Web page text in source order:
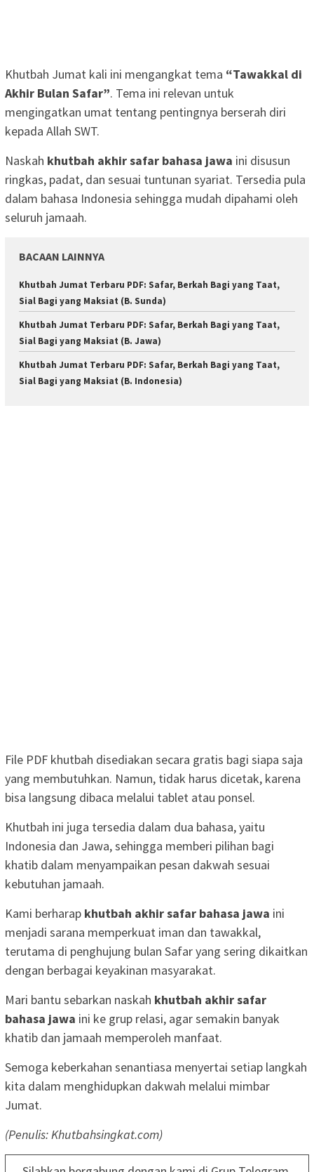
Khutbah Jumat kali ini mengangkat tema “Tawakkal di
Akhir Bulan Safar”. Tema ini relevan untuk
mengingatkan umat tentang pentingnya berserah diri
kepada Allah SWT.
Naskah khutbah akhir safar bahasa jawa ini disusun
ringkas, padat, dan sesuai tuntunan syariat. Tersedia pula
dalam bahasa Indonesia sehingga mudah dipahami oleh
seluruh jamaah.
BACAAN LAINNYA
Khutbah Jumat Terbaru PDF: Safar, Berkah Bagi yang Taat,
Sial Bagi yang Maksiat (B. Sunda)
Khutbah Jumat Terbaru PDF: Safar, Berkah Bagi yang Taat,
Sial Bagi yang Maksiat (B. Jawa)
Khutbah Jumat Terbaru PDF: Safar, Berkah Bagi yang Taat,
Sial Bagi yang Maksiat (B. Indonesia)
File PDF khutbah disediakan secara gratis bagi siapa saja
yang membutuhkan. Namun, tidak harus dicetak, karena
bisa langsung dibaca melalui tablet atau ponsel.
Khutbah ini juga tersedia dalam dua bahasa, yaitu
Indonesia dan Jawa, sehingga memberi pilihan bagi
khatib dalam menyampaikan pesan dakwah sesuai
kebutuhan jamaah.
Kami berharap khutbah akhir safar bahasa jawa ini
menjadi sarana memperkuat iman dan tawakkal,
terutama di penghujung bulan Safar yang sering dikaitkan
dengan berbagai keyakinan masyarakat.
Mari bantu sebarkan naskah khutbah akhir safar
bahasa jawa ini ke grup relasi, agar semakin banyak
khatib dan jamaah memperoleh manfaat.
Semoga keberkahan senantiasa menyertai setiap langkah
kita dalam menghidupkan dakwah melalui mimbar
Jumat.
(Penulis: Khutbahsingkat.com)